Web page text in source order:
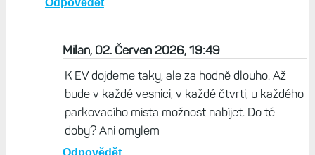
Odpovědět
Milan, 02. Červen 2026, 19:49
K EV dojdeme taky, ale za hodně dlouho. Až
bude v každé vesnici, v každé čtvrti, u každého
parkovacího místa možnost nabíjet. Do té
doby? Ani omylem